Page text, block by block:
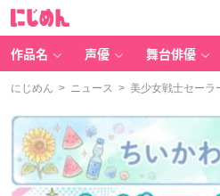
作品名 声優 舞台俳優
にじめん > ニュース > 美少女戦士セーラ